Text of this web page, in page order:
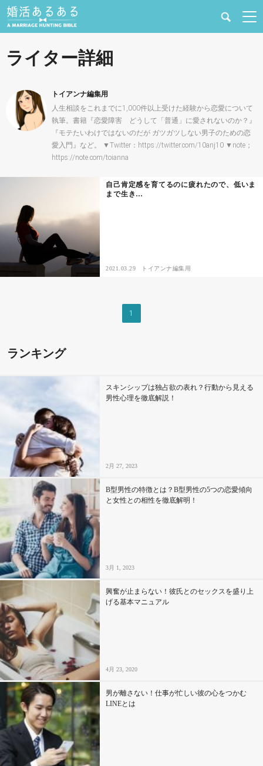
恋愛の悩み
結婚相談所
あるある
仕事とキャリア
占い・診断
ファッション・美容
グルメ
趣味・旅行
セックスライフ
不倫・だめ男
感動
心の処方箋
カルチャー・トレンド・芸能
驚き
ライター詳細
トイアンナ編集用
人生相談をこれまでに1,000件以上受けた経験から恋愛について
執筆。書籍『恋愛障害 どうして「普通」に愛されないのか？』
『モテたいわけではないのだが ガツガツしない男子のための恋
愛入門』など。 ▼Twitter：https://twitter.com/10anj10 ▼note；
https://note.com/toianna
自己肯定感を育てるのに疲れたので、低いま
まで生き…
2021.03.29 トイアンナ編集用
1
ランキング
スキンシップは独占欲の表れ？行動から見える
男性心理を徹底解説！
2月 27, 2023
B型男性の特徴とは？B型男性の5つの恋愛傾向
と女性との相性を徹底解明！
3月 1, 2023
興奮が止まらない！彼氏とのセックスを盛り上
げる基本マニュアル
4月 23, 2020
男が離さない！仕事が忙しい彼の心をつかむ
LINEとは